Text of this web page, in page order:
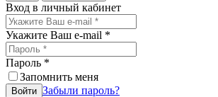
Вход в личный кабинет
Укажите Ваш e-mail *
Пароль *
Запомнить меня
Войти Забыли пароль?